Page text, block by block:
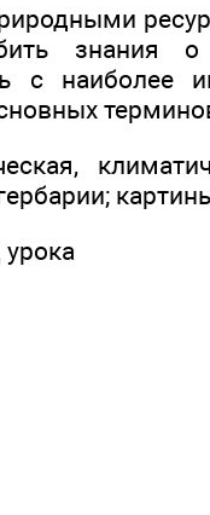
знания
с наиболее